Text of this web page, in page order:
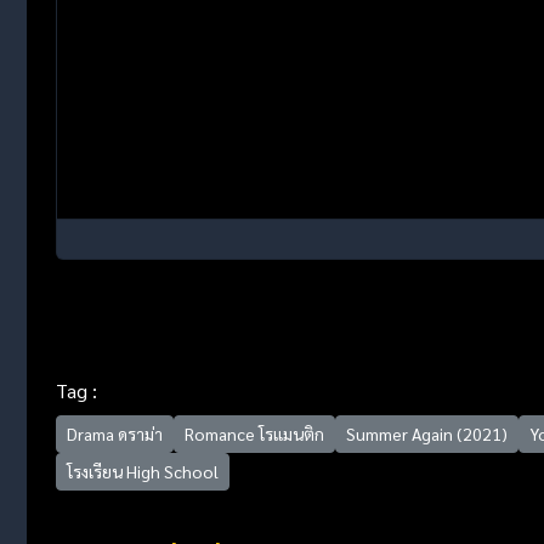
Tag :
Drama ดราม่า Romance โรแมนติก Summer Again (2021)
โรงเรียน High School